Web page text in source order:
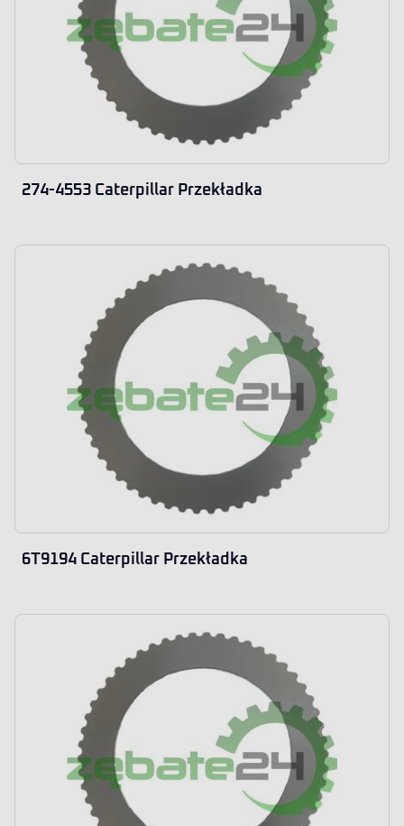
274-4553 Caterpillar Przekładka
6T9194 Caterpillar Przekładka